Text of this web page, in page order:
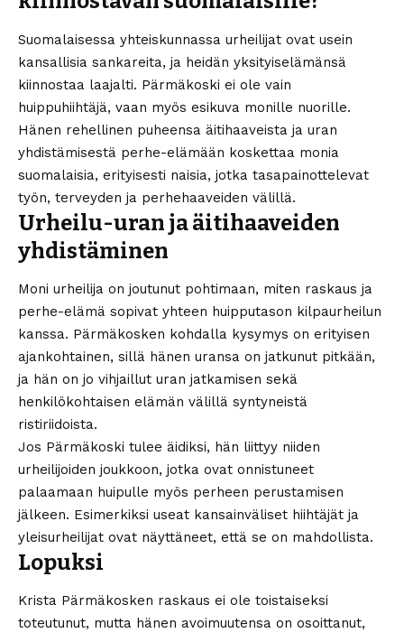
Suomalaisessa yhteiskunnassa urheilijat ovat usein
kansallisia sankareita, ja heidän yksityiselämänsä
kiinnostaa laajalti. Pärmäkoski ei ole vain
huippuhiihtäjä, vaan myös esikuva monille nuorille.
Hänen rehellinen puheensa äitihaaveista ja uran
yhdistämisestä perhe-elämään koskettaa monia
suomalaisia, erityisesti naisia, jotka tasapainottelevat
työn, terveyden ja perhehaaveiden välillä.
Urheilu-uran ja äitihaaveiden
yhdistäminen
Moni urheilija on joutunut pohtimaan, miten raskaus ja
perhe-elämä sopivat yhteen huipputason kilpaurheilun
kanssa. Pärmäkosken kohdalla kysymys on erityisen
ajankohtainen, sillä hänen uransa on jatkunut pitkään,
ja hän on jo vihjaillut uran jatkamisen sekä
henkilökohtaisen elämän välillä syntyneistä
ristiriidoista.
Jos Pärmäkoski tulee äidiksi, hän liittyy niiden
urheilijoiden joukkoon, jotka ovat onnistuneet
palaamaan huipulle myös perheen perustamisen
jälkeen. Esimerkiksi useat kansainväliset hiihtäjät ja
yleisurheilijat ovat näyttäneet, että se on mahdollista.
Lopuksi
Krista Pärmäkosken raskaus ei ole toistaiseksi
toteutunut, mutta hänen avoimuutensa on osoittanut,